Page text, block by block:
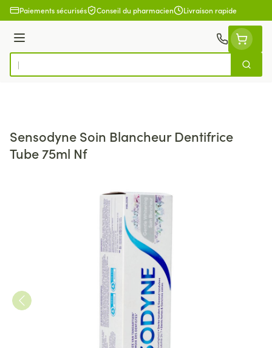
Aller au contenu
Paiements sécurisés Conseil du pharmacien Livraison rapide
Menu
Rechercher
Sensodyne Soin Blancheur Dentifrice
Tube 75ml Nf